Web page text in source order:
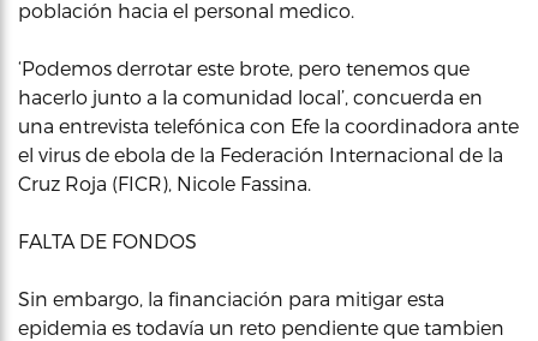
población hacia el personal medico.
‘Podemos derrotar este brote, pero tenemos que
hacerlo junto a la comunidad local’, concuerda en
una entrevista telefónica con Efe la coordinadora ante
el virus de ebola de la Federación Internacional de la
Cruz Roja (FICR), Nicole Fassina.
FALTA DE FONDOS
Sin embargo, la financiación para mitigar esta
epidemia es todavía un reto pendiente que tambien